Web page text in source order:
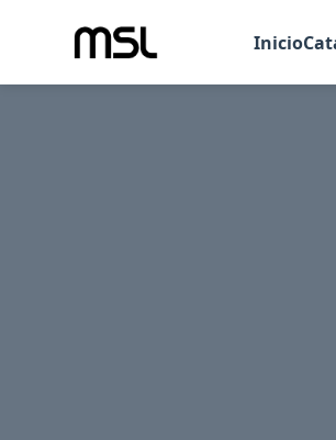
Inicio